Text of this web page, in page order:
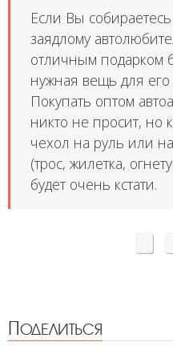
Если Вы
заядлому
отличным подарком
нужная вещь для
Покупать оптом
никто не просит, но
чехол на руль или
(трос, жилетка,
будет очень кстати.
Поделиться